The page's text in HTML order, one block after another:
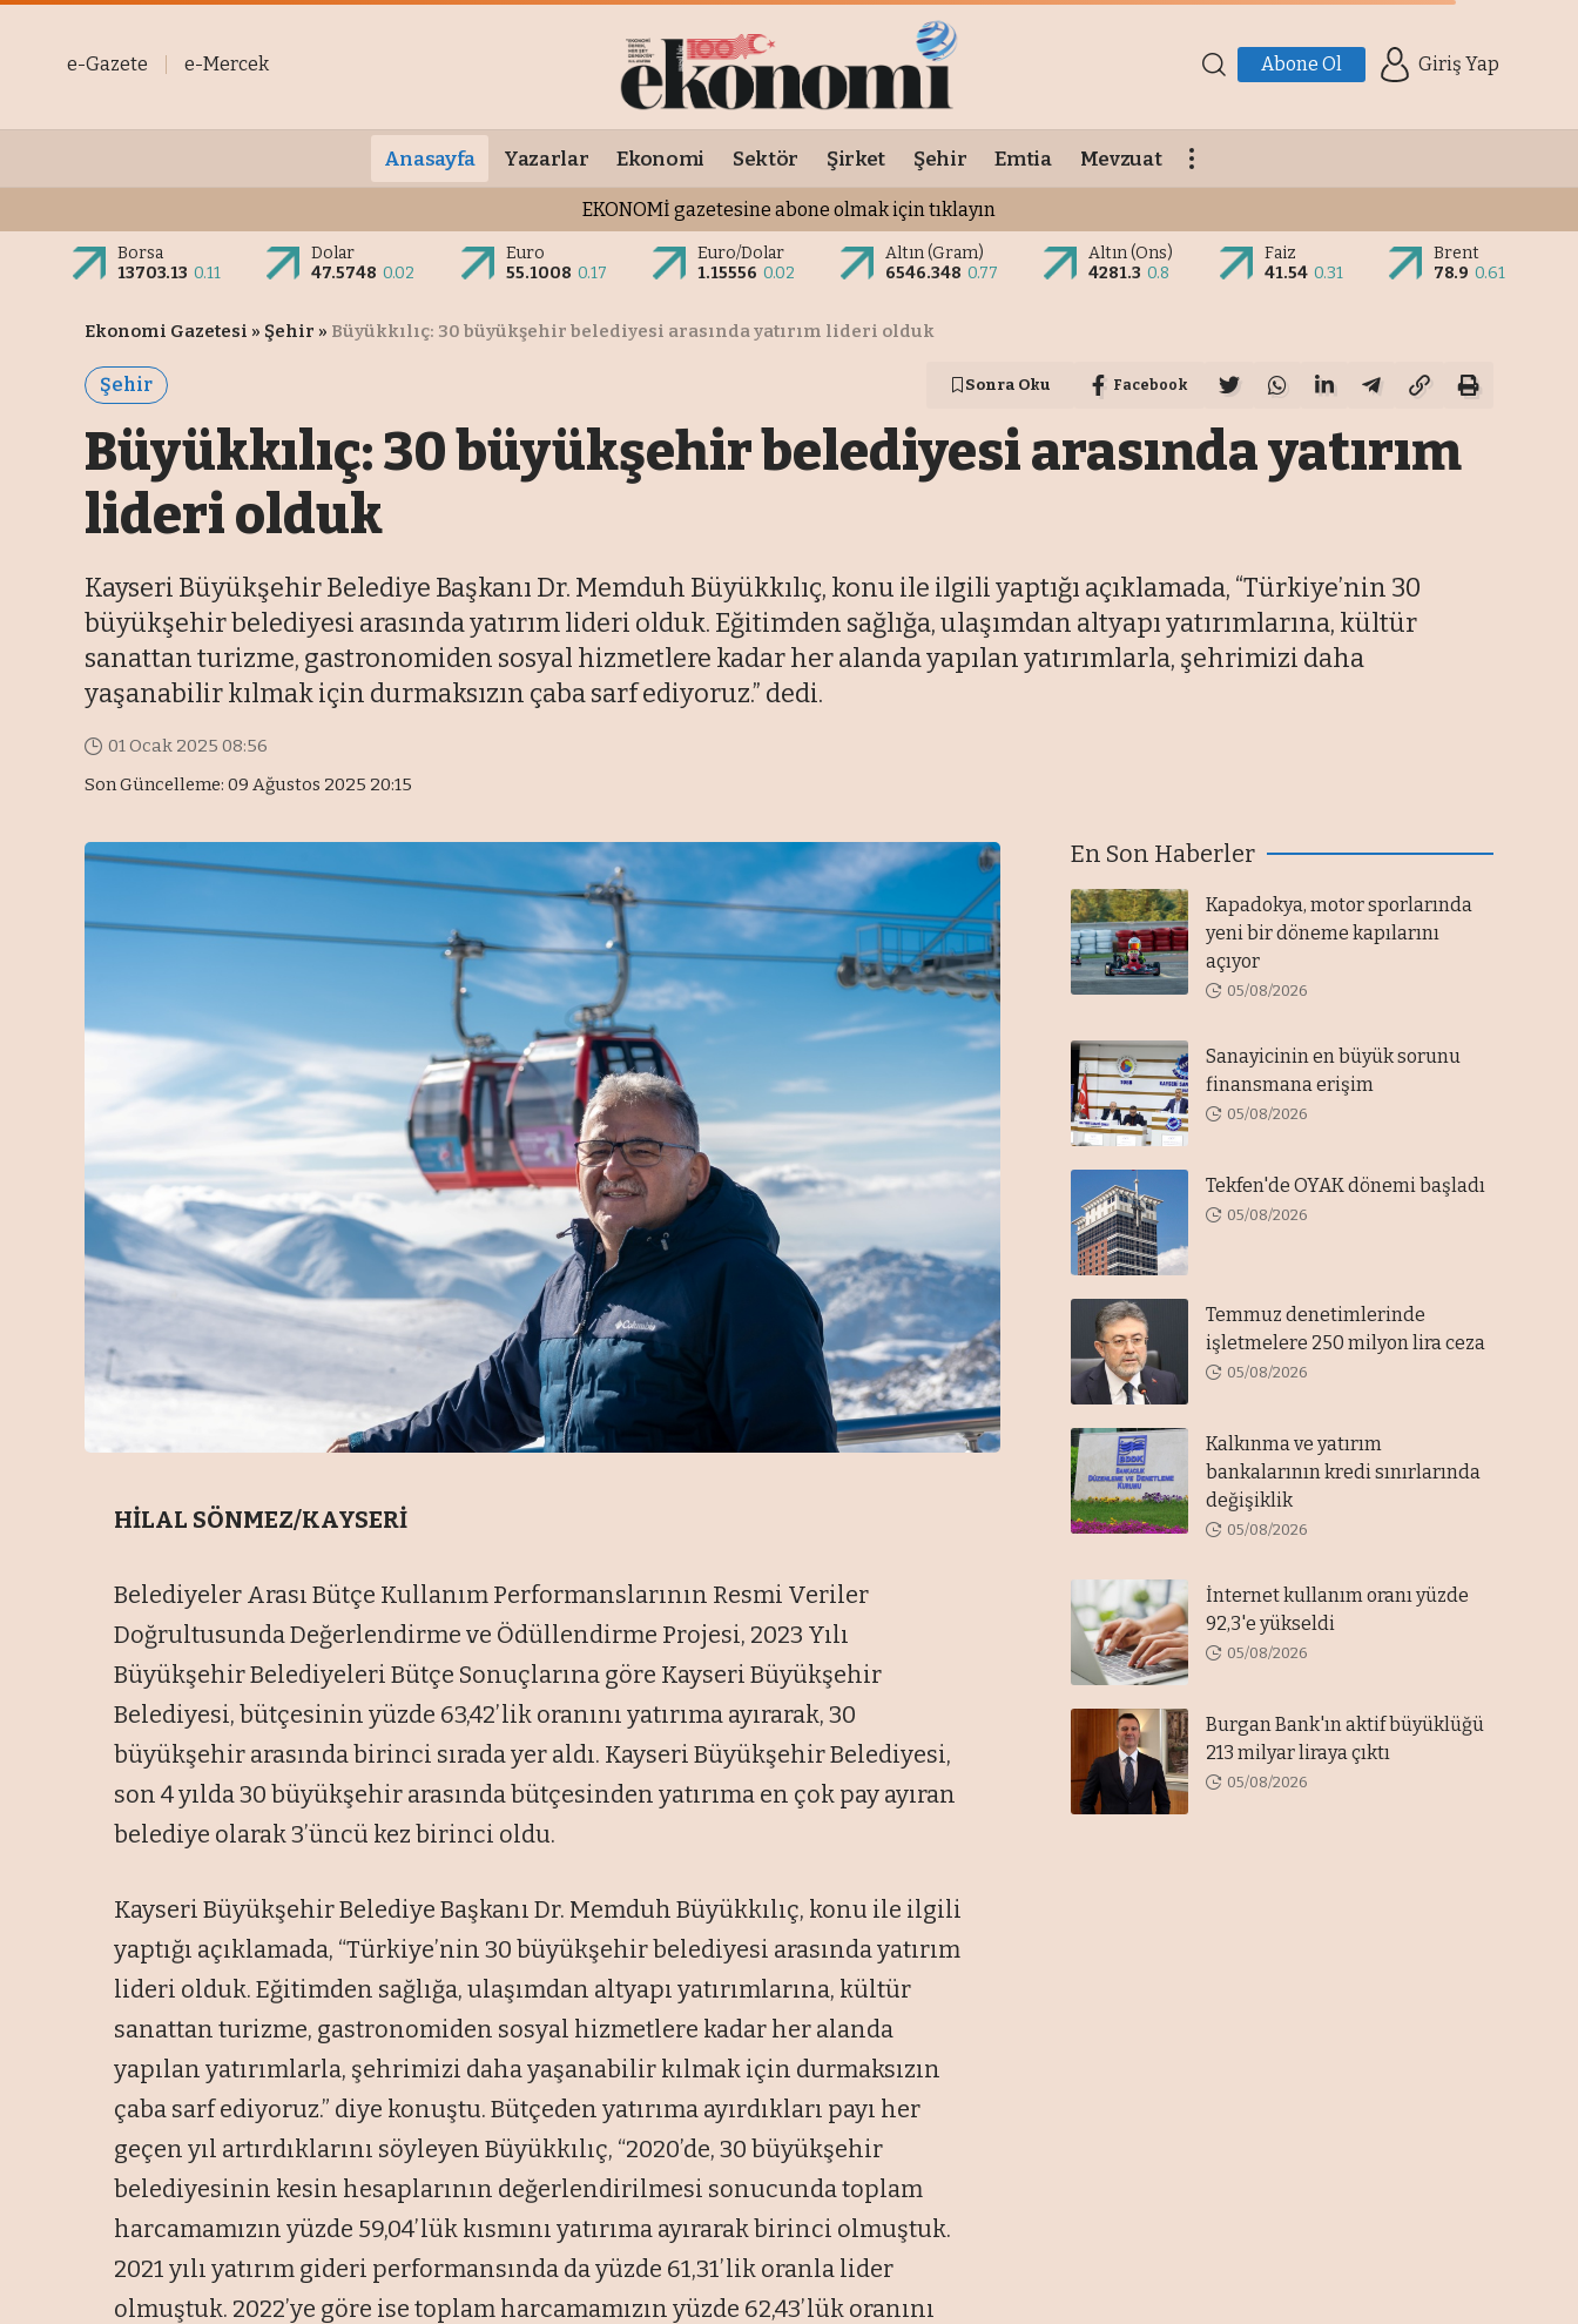
e-Gazete e-Mercek Abone Ol Giriş Yap
Anasayfa Yazarlar Ekonomi Sektör Şirket Şehir Emtia Mevzuat
EKONOMİ gazetesine abone olmak için tıklayın
Borsa
13703.13 0.11
Dolar
47.5748 0.02
Euro
55.1008 0.17
Euro/Dolar
1.15556 0.02
Altın (Gram)
6546.348 0.77
Altın (Ons)
4281.3 0.8
Faiz
41.54 0.31
Brent
78.9 0.61
Ekonomi Gazetesi » Şehir » Büyükkılıç: 30 büyükşehir belediyesi arasında yatırım lideri olduk
Şehir Sonra Oku Facebook
Büyükkılıç: 30 büyükşehir belediyesi arasında yatırım
lideri olduk
Kayseri Büyükşehir Belediye Başkanı Dr. Memduh Büyükkılıç, konu ile ilgili yaptığı açıklamada, “Türkiye’nin 30
büyükşehir belediyesi arasında yatırım lideri olduk. Eğitimden sağlığa, ulaşımdan altyapı yatırımlarına, kültür
sanattan turizme, gastronomiden sosyal hizmetlere kadar her alanda yapılan yatırımlarla, şehrimizi daha
yaşanabilir kılmak için durmaksızın çaba sarf ediyoruz.” dedi.
Son Güncelleme: 09 Ağustos 2025 20:15
01 Ocak 2025 08:56
HİLAL SÖNMEZ/KAYSERİ
Belediyeler Arası Bütçe Kullanım Performanslarının Resmi Veriler
Doğrultusunda Değerlendirme ve Ödüllendirme Projesi, 2023 Yılı
Büyükşehir Belediyeleri Bütçe Sonuçlarına göre Kayseri Büyükşehir
Belediyesi, bütçesinin yüzde 63,42’lik oranını yatırıma ayırarak, 30
büyükşehir arasında birinci sırada yer aldı. Kayseri Büyükşehir Belediyesi,
son 4 yılda 30 büyükşehir arasında bütçesinden yatırıma en çok pay ayıran
belediye olarak 3’üncü kez birinci oldu.
Kayseri Büyükşehir Belediye Başkanı Dr. Memduh Büyükkılıç, konu ile ilgili
yaptığı açıklamada, “Türkiye’nin 30 büyükşehir belediyesi arasında yatırım
lideri olduk. Eğitimden sağlığa, ulaşımdan altyapı yatırımlarına, kültür
sanattan turizme, gastronomiden sosyal hizmetlere kadar her alanda
yapılan yatırımlarla, şehrimizi daha yaşanabilir kılmak için durmaksızın
çaba sarf ediyoruz.” diye konuştu. Bütçeden yatırıma ayırdıkları payı her
geçen yıl artırdıklarını söyleyen Büyükkılıç, “2020’de, 30 büyükşehir
belediyesinin kesin hesaplarının değerlendirilmesi sonucunda toplam
harcamamızın yüzde 59,04’lük kısmını yatırıma ayırarak birinci olmuştuk.
2021 yılı yatırım gideri performansında da yüzde 61,31’lik oranla lider
olmuştuk. 2022’ye göre ise toplam harcamamızın yüzde 62,43’lük oranını
En Son Haberler
Kapadokya, motor sporlarında
yeni bir döneme kapılarını
açıyor
05/08/2026
Sanayicinin en büyük sorunu
finansmana erişim
05/08/2026
Tekfen'de OYAK dönemi başladı
05/08/2026
Temmuz denetimlerinde
işletmelere 250 milyon lira ceza
05/08/2026
Kalkınma ve yatırım
bankalarının kredi sınırlarında
değişiklik
05/08/2026
İnternet kullanım oranı yüzde
92,3'e yükseldi
05/08/2026
Burgan Bank'ın aktif büyüklüğü
213 milyar liraya çıktı
05/08/2026